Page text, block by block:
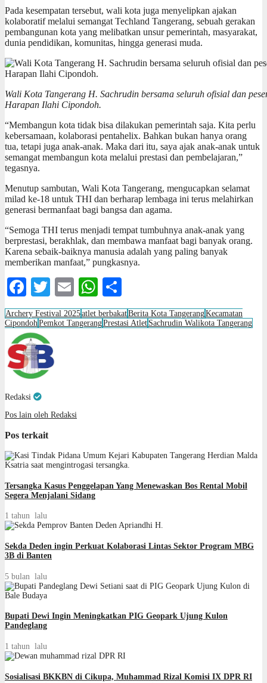
Pada kesempatan tersebut, wali kota juga menyelipkan ajakan
kolaboratif melalui semangat Techland Tangerang, sebuah gerakan
pembangunan kota yang melibatkan unsur pemerintah, masyarakat,
dunia pendidikan, komunitas, hingga generasi muda.
Wali Kota Tangerang H. Sachrudin bersama seluruh ofisial dan
Harapan Ilahi Cipondoh.
“Membangun kota tidak bisa dilakukan pemerintah saja. Kita perlu
kebersamaan, kolaborasi pentahelix. Bahkan bukan hanya orang
tua, tetapi juga anak-anak. Maka dari itu, saya ajak anak-anak untuk
semangat membangun kota melalui prestasi dan pembelajaran,”
tegasnya.
Menutup sambutan, Wali Kota Tangerang, mengucapkan selamat
milad ke-18 untuk THI dan berharap lembaga ini terus melahirkan
generasi bermanfaat bagi bangsa dan agama.
“Semoga THI terus menjadi tempat tumbuhnya anak-anak yang
berprestasi, berakhlak, dan membawa manfaat bagi banyak orang.
Karena sebaik-baiknya manusia adalah yang paling banyak
memberikan manfaat,” pungkasnya.
Facebook
Twitter
EmailWhatsApp
Archery Festival 2025atlet berbakatBerita Kota TangerangKecamatan
Cipondoh Pemkot TangerangPrestasi Atlet Sachrudin Walikota Tangerang
Redaksi
Pos lain oleh Redaksi
Pos terkait
Tersangka Kasus Penggelapan Yang Menewaskan Bos Rental Mobil
Segera Menjalani Sidang
1 tahun lalu
Sekda Deden ingin Perkuat Kolaborasi Lintas Sektor Program MBG
3B di Banten
5 bulan lalu
Bupati Dewi Ingin Meningkatkan PIG Geopark Ujung Kulon
Pandeglang
1 tahun lalu
Sosialisasi BKKBN di Cikupa, Muhammad Rizal Komisi IX DPR RI